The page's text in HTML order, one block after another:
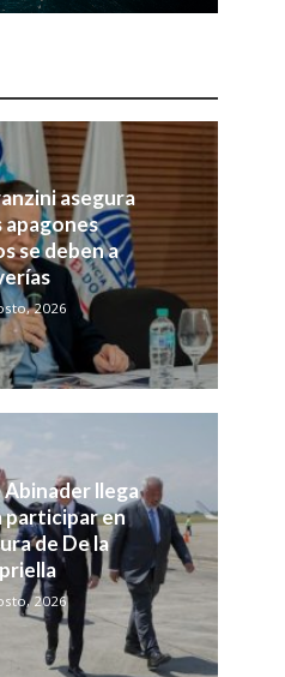
asegura
apagones
se deben a
2026
llega
participar en
de De la
2026